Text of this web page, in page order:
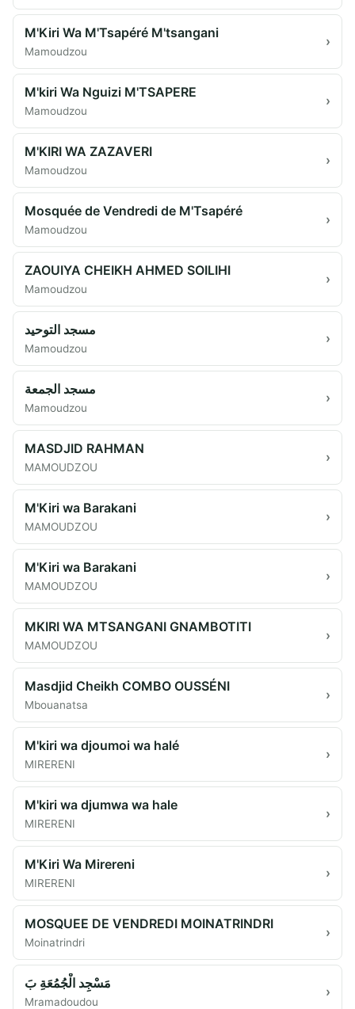
M'Kiri Wa M'Tsapéré M'tsangani
Mamoudzou
›
M'kiri Wa Nguizi M'TSAPERE
Mamoudzou
›
M'KIRI WA ZAZAVERI
Mamoudzou
›
Mosquée de Vendredi de M'Tsapéré
Mamoudzou
›
ZAOUIYA CHEIKH AHMED SOILIHI
Mamoudzou
›
مسجد التوحيد
Mamoudzou
›
مسجد الجمعة
Mamoudzou
›
MASDJID RAHMAN
MAMOUDZOU
›
M'Kiri wa Barakani
MAMOUDZOU
›
M'Kiri wa Barakani
MAMOUDZOU
›
MKIRI WA MTSANGANI GNAMBOTITI
MAMOUDZOU
›
Masdjid Cheikh COMBO OUSSÉNI
Mbouanatsa
›
M'kiri wa djoumoi wa halé
MIRERENI
›
M'kiri wa djumwa wa hale
MIRERENI
›
M'Kiri Wa Mirereni
MIRERENI
›
MOSQUEE DE VENDREDI MOINATRINDRI
Moinatrindri
›
مَسْجِد الْجُمُعَةِ بَ
Mramadoudou
›